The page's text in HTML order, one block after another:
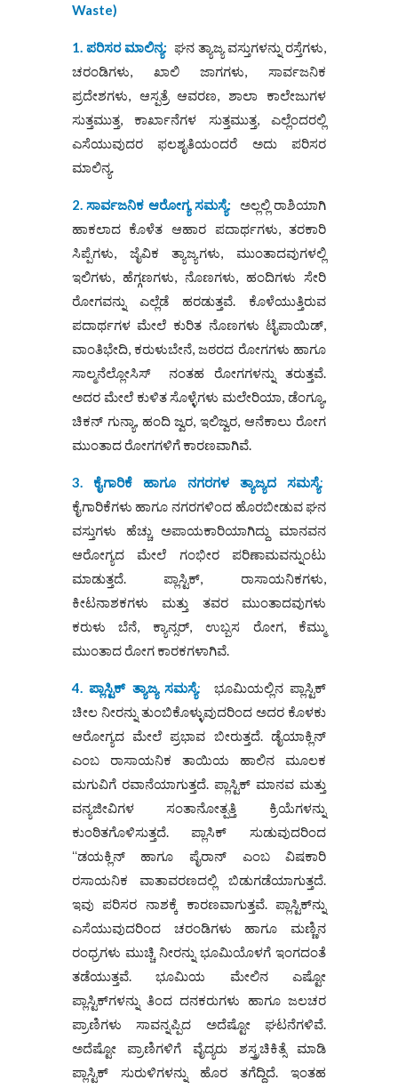
Waste)
1. ಪರಿಸರ ಮಾಲಿನ್ಯ: ಘನ ತ್ಯಾಜ್ಯ ವಸ್ತುಗಳನ್ನು ರಸ್ತೆಗಳು,
ಚರಂಡಿಗಳು, ಖಾಲಿ ಜಾಗಗಳು, ಸಾರ್ವಜನಿಕ
ಪ್ರದೇಶಗಳು, ಆಸ್ಪತ್ರೆ ಆವರಣ, ಶಾಲಾ ಕಾಲೇಜುಗಳ
ಸುತ್ತಮುತ್ತ, ಕಾರ್ಖಾನೆಗಳ ಸುತ್ತಮುತ್ತ, ಎಲ್ಲೆಂದರಲ್ಲಿ
ಎಸೆಯುವುದರ ಫಲಶೃತಿಯಂದರೆ ಅದು ಪರಿಸರ
ಮಾಲಿನ್ಯ.
2. ಸಾರ್ವಜನಿಕ ಆರೋಗ್ಯ ಸಮಸ್ಯೆ: ಅಲ್ಲಲ್ಲಿ ರಾಶಿಯಾಗಿ
ಹಾಕಲಾದ ಕೊಳೆತ ಆಹಾರ ಪದಾರ್ಥಗಳು, ತರಕಾರಿ
ಸಿಪ್ಪೆಗಳು, ಜೈವಿಕ ತ್ಯಾಜ್ಯಗಳು, ಮುಂತಾದವುಗಳಲ್ಲಿ
ಇಲಿಗಳು, ಹೆಗ್ಗಣಗಳು, ನೊಣಗಳು, ಹಂದಿಗಳು ಸೇರಿ
ರೋಗವನ್ನು ಎಲ್ಲೆಡೆ ಹರಡುತ್ತವೆ. ಕೊಳೆಯುತ್ತಿರುವ
ಪದಾರ್ಥಗಳ ಮೇಲೆ ಕುರಿತ ನೊಣಗಳು ಟೈಪಾಯಿಡ್‌,
ವಾಂತಿಭೇದಿ, ಕರುಳುಬೇನೆ, ಜಠರದ ರೋಗಗಳು ಹಾಗೂ
ಸಾಲ್ಮನೆಲ್ಲೋಸಿಸ್‌ ನಂತಹ ರೋಗಗಳನ್ನು ತರುತ್ತವೆ.
ಅದರ ಮೇಲೆ ಕುಳಿತ ಸೊಳ್ಳೆಗಳು ಮಲೇರಿಯಾ, ಡೆಂಗ್ಯೂ,
ಚಿಕನ್ ಗುನ್ಯಾ, ಹಂದಿ ಜ್ವರ, ಇಲಿಜ್ವರ, ಆನೆಕಾಲು ರೋಗ
ಮುಂತಾದ ರೋಗಗಳಿಗೆ ಕಾರಣವಾಗಿವೆ.
3. ಕೈಗಾರಿಕೆ ಹಾಗೂ ನಗರಗಳ ತ್ಯಾಜ್ಯದ ಸಮಸ್ಯೆ:
ಕೈಗಾರಿಕೆಗಳು ಹಾಗೂ ನಗರಗಳಿಂದ ಹೊರಬೀಡುವ ಘನ
ವಸ್ತುಗಳು ಹೆಚ್ಚು ಅಪಾಯಕಾರಿಯಾಗಿದ್ದು ಮಾನವನ
ಆರೋಗ್ಯದ ಮೇಲೆ ಗಂಭೀರ ಪರಿಣಾಮವನ್ನುಂಟು
ಮಾಡುತ್ತದೆ. ಪ್ಲಾಸ್ಟಿಕ್, ರಾಸಾಯನಿಕಗಳು,
ಕೀಟನಾಶಕಗಳು ಮತ್ತು ತವರ ಮುಂತಾದವುಗಳು
ಕರುಳು ಬೆನೆ, ಕ್ಯಾನ್ಸರ್, ಉಬ್ಬಸ ರೋಗ, ಕೆಮ್ಮು
ಮುಂತಾದ ರೋಗ ಕಾರಕಗಳಾಗಿವೆ.
4. ಪ್ಲಾಸ್ಟಿಕ್ ತ್ಯಾಜ್ಯ ಸಮಸ್ಯೆ:
ಭೂಮಿಯಲ್ಲಿನ ಪ್ಲಾಸ್ಟಿಕ್
ಚೀಲ ನೀರನ್ನು ತುಂಬಿಕೊಳ್ಳುವುದರಿಂದ ಅದರ ಕೊಳಕು
ಆರೋಗ್ಯದ ಮೇಲೆ ಪ್ರಭಾವ ಬೀರುತ್ತದೆ. ಡೈಯಾಕ್ಲಿನ್‌
ಎಂಬ ರಾಸಾಯನಿಕ ತಾಯಿಯ ಹಾಲಿನ ಮೂಲಕ
ಮಗುವಿಗೆ ರವಾನೆಯಾಗುತ್ತದೆ. ಪ್ಲಾಸ್ಟಿಕ್‌ ಮಾನವ ಮತ್ತು
ವನ್ಯಜೀವಿಗಳ ಸಂತಾನೋತ್ಪತ್ತಿ ಕ್ರಿಯೆಗಳನ್ನು
ಕುಂಠಿತಗೊಳಿಸುತ್ತದೆ. ಪ್ಲಾಸಿಕ್‌ ಸುಡುವುದರಿಂದ
ʻʻಡಯಕ್ಲಿನ್‌ ಹಾಗೂ ಪೈರಾನ್‌ ಎಂಬ ವಿಷಕಾರಿ
ರಸಾಯನಿಕ ವಾತಾವರಣದಲ್ಲಿ ಬಿಡುಗಡೆಯಾಗುತ್ತದೆ.
ಇವು ಪರಿಸರ ನಾಶಕ್ಕೆ ಕಾರಣವಾಗುತ್ತವೆ. ಪ್ಲಾಸ್ಟಿಕ್‌ನ್ನು
ಎಸೆಯುವುದರಿಂದ ಚರಂಡಿಗಳು ಹಾಗೂ ಮಣ್ಣಿನ
ರಂಧ್ರಗಳು ಮುಚ್ಚಿ ನೀರನ್ನು ಭೂಮಿಯೊಳಗೆ ಇಂಗದಂತೆ
ತಡೆಯುತ್ತವೆ. ಭೂಮಿಯ ಮೇಲಿನ ಎಷ್ಟೋ
ಪ್ಲಾಸ್ಟಿಕ್‌ಗಳನ್ನು ತಿಂದ ದನಕರುಗಳು ಹಾಗೂ ಜಲಚರ
ಪ್ರಾಣಿಗಳು ಸಾವನ್ನಪ್ಪಿದ ಅದೆಷ್ಟೋ ಘಟನೆಗಳಿವೆ.
ಅದೆಷ್ಟೋ ಪ್ರಾಣಿಗಳಿಗೆ ವೈದ್ಯರು ಶಸ್ತ್ರಚಿಕಿತ್ಸೆ ಮಾಡಿ
ಪ್ಲಾಸ್ಟಿಕ್‌ ಸುರುಳಿಗಳನ್ನು ಹೊರ ತಗೆದ್ದಿದೆ. ಇಂತಹ